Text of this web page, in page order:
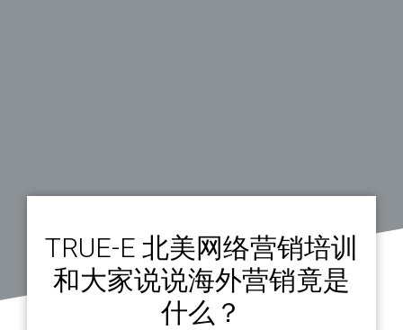
TRUE-E 北美网络营销培训
和大家说说海外营销竟是
什么？